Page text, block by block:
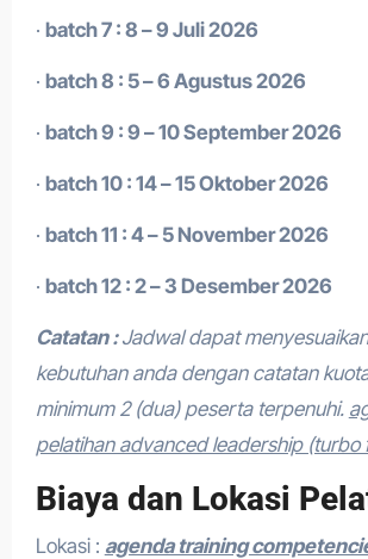
· batch 7 : 8 – 9 Juli 2026
· batch 8 : 5 – 6 Agustus 2026
· batch 9 : 9 – 10 September 2026
· batch 10 : 14 – 15 Oktober 2026
· batch 11 : 4 – 5 November 2026
· batch 12 : 2 – 3 Desember 2026
Catatan :Jadwal dapat
kebutuhan anda dengan catatan
minimum 2 (dua) peserta terpenuhi.
pelatihan advanced leadership (turbo
Biaya dan Lokasi
Lokasi : agenda training